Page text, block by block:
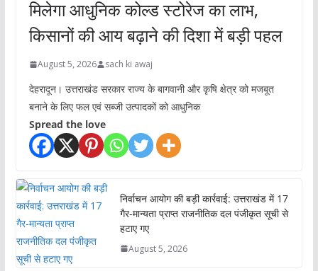
मिलेगा आधुनिक कोल्ड स्टोरेज का लाभ,
किसानों की आय बढ़ाने की दिशा में बड़ी पहल
August 5, 2026 sach ki awaj
देहरादून। उत्तराखंड सरकार राज्य के बागवानी और कृषि क्षेत्र को मजबूत
बनाने के लिए फल एवं सब्जी उत्पादकों को आधुनिक
Spread the love
निर्वाचन आयोग की बड़ी कार्रवाई: उत्तराखंड में 17
गैर-मान्यता प्राप्त राजनीतिक दल पंजीकृत सूची से
हटाए गए
August 5, 2026